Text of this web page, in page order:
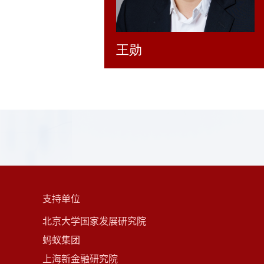
王勋
支持单位
北京大学国家发展研究院
蚂蚁集团
上海新金融研究院